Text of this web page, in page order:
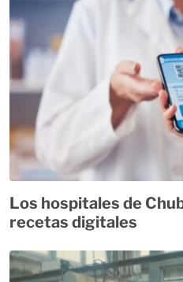
Los hospitales de
recetas digitales